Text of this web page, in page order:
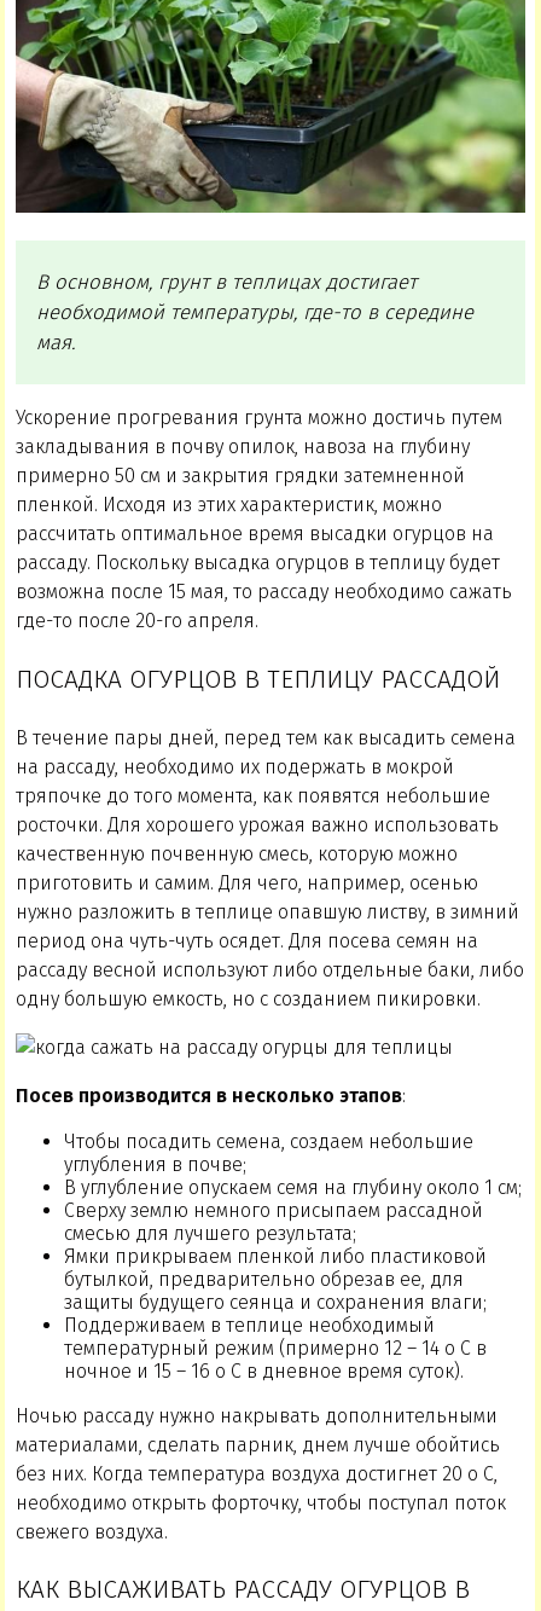
В основном, грунт в теплицах достигает
необходимой температуры, где-то в середине
мая.
Ускорение прогревания грунта можно достичь путем
закладывания в почву опилок, навоза на глубину
примерно 50 см и закрытия грядки затемненной
пленкой. Исходя из этих характеристик, можно
рассчитать оптимальное время высадки огурцов на
рассаду. Поскольку высадка огурцов в теплицу будет
возможна после 15 мая, то рассаду необходимо сажать
где-то после 20-го апреля.
ПОСАДКА ОГУРЦОВ В ТЕПЛИЦУ РАССАДОЙ
В течение пары дней, перед тем как высадить семена
на рассаду, необходимо их подержать в мокрой
тряпочке до того момента, как появятся небольшие
росточки. Для хорошего урожая важно использовать
качественную почвенную смесь, которую можно
приготовить и самим. Для чего, например, осенью
нужно разложить в теплице опавшую листву, в зимний
период она чуть-чуть осядет. Для посева семян на
рассаду весной используют либо отдельные баки, либо
одну большую емкость, но с созданием пикировки.
Посев производится в несколько этапов:
Чтобы посадить семена, создаем небольшие
углубления в почве;
В углубление опускаем семя на глубину около 1 см;
Сверху землю немного присыпаем рассадной
смесью для лучшего результата;
Ямки прикрываем пленкой либо пластиковой
бутылкой, предварительно обрезав ее, для
защиты будущего сеянца и сохранения влаги;
Поддерживаем в теплице необходимый
температурный режим (примерно 12 – 14 о С в
ночное и 15 – 16 о С в дневное время суток).
Ночью рассаду нужно накрывать дополнительными
материалами, сделать парник, днем лучше обойтись
без них. Когда температура воздуха достигнет 20 о С,
необходимо открыть форточку, чтобы поступал поток
свежего воздуха.
КАК ВЫСАЖИВАТЬ РАССАДУ ОГУРЦОВ В